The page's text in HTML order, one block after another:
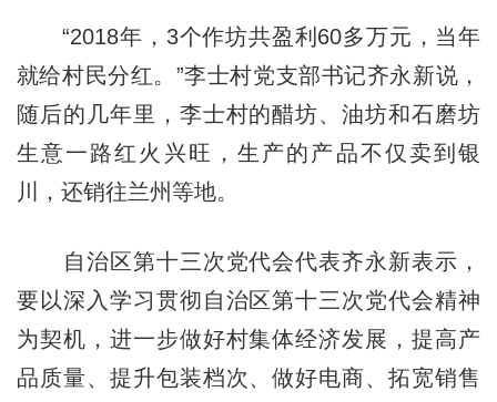
“2018年，3个作坊共盈利60多万元，当年
就给村民分红。”李士村党支部书记齐永新说，
随后的几年里，李士村的醋坊、油坊和石磨坊
生意一路红火兴旺，生产的产品不仅卖到银
川，还销往兰州等地。
自治区第十三次党代会代表齐永新表示，
要以深入学习贯彻自治区第十三次党代会精神
为契机，进一步做好村集体经济发展，提高产
品质量、提升包装档次、做好电商、拓宽销售